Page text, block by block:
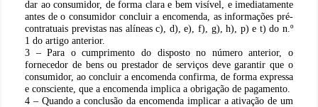
dar ao consumidor, de forma clara e bem visível, e imediatamente
antes de o consumidor concluir a encomenda, as informações pré-
contratuais previstas nas alíneas c), d), e), f), g), h), p) e t) do n.º
1 do artigo anterior.
3 – Para o cumprimento do disposto no número anterior, o
fornecedor de bens ou prestador de serviços deve garantir que o
consumidor, ao concluir a encomenda confirma, de forma expressa
e consciente, que a encomenda implica a obrigação de pagamento.
4 – Quando a conclusão da encomenda implicar a ativação de um